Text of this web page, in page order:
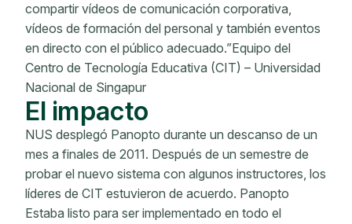
compartir vídeos de comunicación corporativa,
vídeos de formación del personal y también eventos
en directo con el público adecuado.”Equipo del
Centro de Tecnología Educativa (CIT) – Universidad
Nacional de Singapur
El impacto
NUS desplegó Panopto durante un descanso de un
mes a finales de 2011. Después de un semestre de
probar el nuevo sistema con algunos instructores, los
líderes de CIT estuvieron de acuerdo. Panopto
Estaba listo para ser implementado en todo el